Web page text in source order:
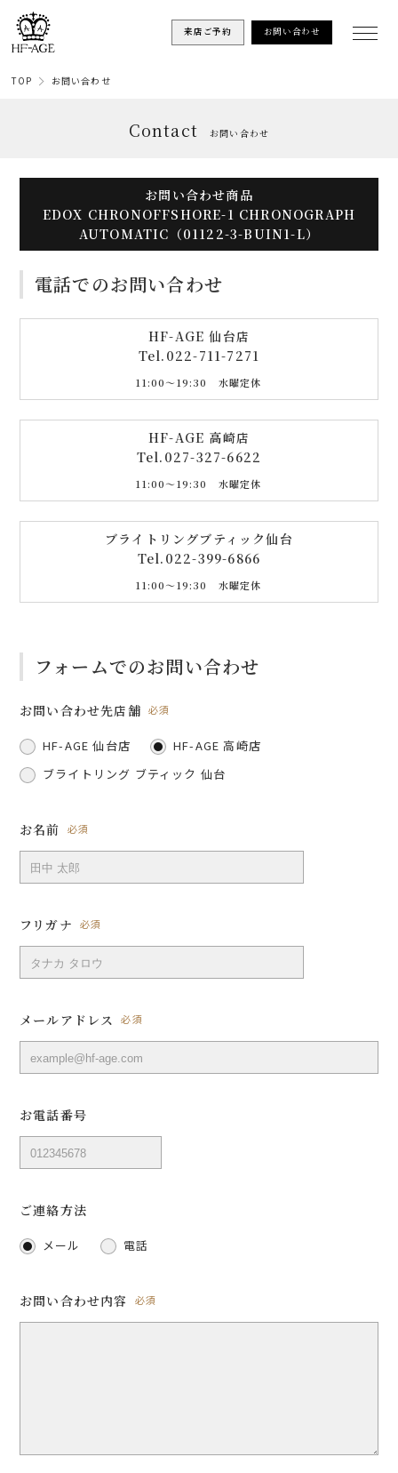
来店ご予約 お問い合わせ
TOP お問い合わせ
Contact お問い合わせ
お問い合わせ商品
EDOX CHRONOFFSHORE-1 CHRONOGRAPH
AUTOMATIC（01122-3-BUIN1-L）
電話でのお問い合わせ
HF-AGE 仙台店
Tel. 022-711-7271
11:00〜19:30 水曜定休
HF-AGE 高崎店
Tel. 027-327-6622
11:00〜19:30 水曜定休
ブライトリングブティック仙台
Tel. 022-399-6866
11:00〜19:30 水曜定休
フォームでのお問い合わせ
お問い合わせ先店舗 必須
HF-AGE 仙台店
HF-AGE 高崎店
ブライトリング ブティック 仙台
お名前 必須
フリガナ 必須
メールアドレス 必須
お電話番号
ご連絡方法
メール 電話
お問い合わせ内容 必須